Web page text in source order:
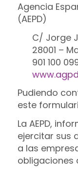
Agencia
(AEPD)
C/ Jorge
28001 –
901 100
Pudiendo
este
La AEPD,
ejercitar sus
a las
obligaciones